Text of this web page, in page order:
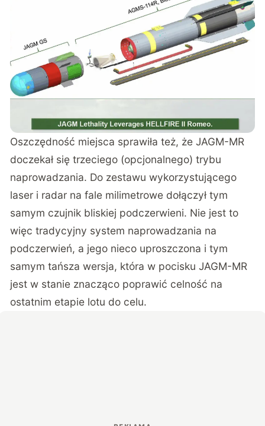
Oszczędność miejsca sprawiła też, że JAGM-MR
doczekał się trzeciego (opcjonalnego) trybu
naprowadzania. Do zestawu wykorzystującego
laser i radar na fale milimetrowe dołączył tym
samym czujnik bliskiej podczerwieni. Nie jest to
więc tradycyjny system naprowadzania na
podczerwień, a jego nieco uproszczona i tym
samym tańsza wersja, która w pocisku JAGM-MR
jest w stanie znacząco poprawić celność na
ostatnim etapie lotu do celu.